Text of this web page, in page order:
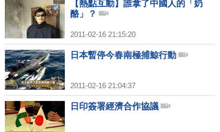
【熱點互動】誰拿了中國人的「奶
酪」？
2011-02-16 21:15:20
日本暫停今春南極捕鯨行動
2011-02-16 21:04:37
日印簽署經濟合作協議